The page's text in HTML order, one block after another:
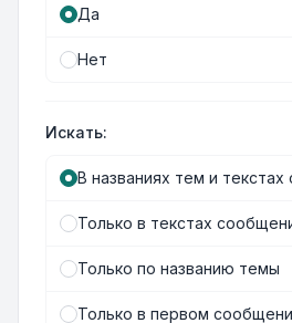
Да
Нет
Искать:
В названиях тем и
Только в текстах
Только по названию темы
Только в первом